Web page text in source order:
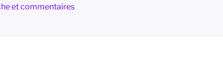
et commentaires